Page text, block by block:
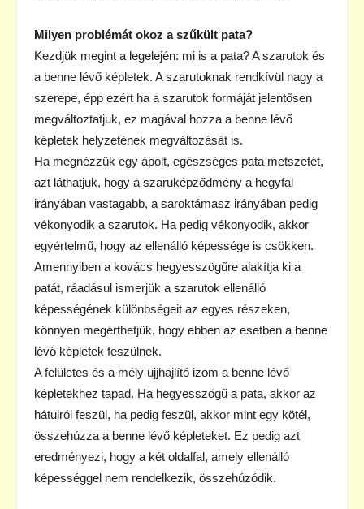
Milyen problémát okoz a szűkült pata?
Kezdjük megint a legelején: mi is a pata? A szarutok és
a benne lévő képletek. A szarutoknak rendkívül nagy a
szerepe, épp ezért ha a szarutok formáját jelentősen
megváltoztatjuk, ez magával hozza a benne lévő
képletek helyzetének megváltozását is.
Ha megnézzük egy ápolt, egészséges pata metszetét,
azt láthatjuk, hogy a szaruképződmény a hegyfal
irányában vastagabb, a saroktámasz irányában pedig
vékonyodik a szarutok. Ha pedig vékonyodik, akkor
egyértelmű, hogy az ellenálló képessége is csökken.
Amennyiben a kovács hegyesszögűre alakítja ki a
patát, ráadásul ismerjük a szarutok ellenálló
képességének különbségeit az egyes részeken,
könnyen megérthetjük, hogy ebben az esetben a benne
lévő képletek feszülnek.
A felületes és a mély ujjhajlító izom a benne lévő
képletekhez tapad. Ha hegyesszögű a pata, akkor az
hátulról feszül, ha pedig feszül, akkor mint egy kötél,
összehúzza a benne lévő képleteket. Ez pedig azt
eredményezi, hogy a két oldalfal, amely ellenálló
képességgel nem rendelkezik, összehúzódik.